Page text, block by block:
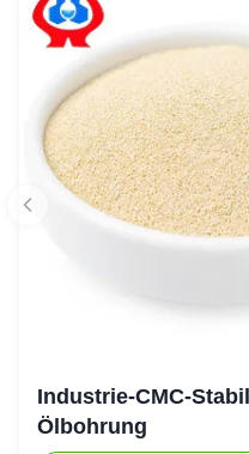
Industrie-CMC-
Ölbohrung